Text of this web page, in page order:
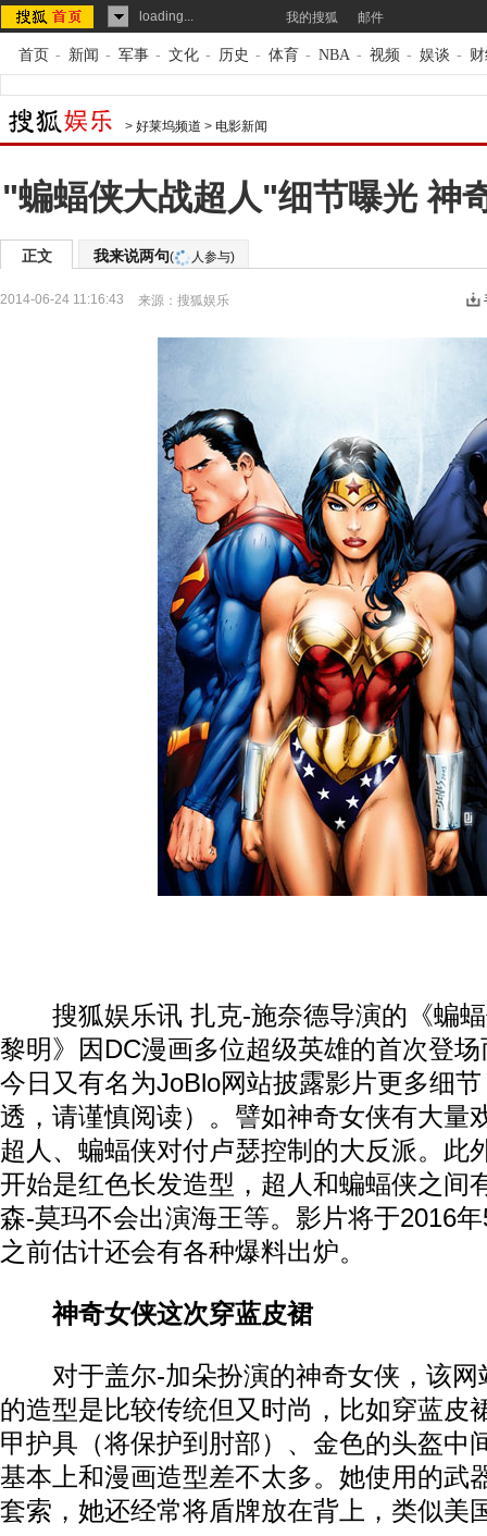
loading... 我的搜狐 邮件
首页 - 新闻 - 军事 - 文化 - 历史 - 体育 - NBA - 视频 - 娱谈 -
> 好莱坞频道 > 电影新闻
"蝙蝠侠大战超人"细节曝光 神
正文 我来说两句( 人参与)
2014-06-24 11:16:43 来源： 搜狐娱乐
搜狐娱乐讯 扎克-施奈德导演的《蝙蝠
黎明》因DC漫画多位超级英雄的首次登
今日又有名为JoBlo网站披露影片更多细
透，请谨慎阅读）。譬如神奇女侠有大量
超人、蝙蝠侠对付卢瑟控制的大反派。此
开始是红色长发造型，超人和蝙蝠侠之间
森-莫玛不会出演海王等。影片将于2016
之前估计还会有各种爆料出炉。
神奇女侠这次穿蓝皮裙
对于盖尔-加朵扮演的神奇女侠，该网
的造型是比较传统但又时尚，比如穿蓝皮
甲护具（将保护到肘部）、金色的头盔中
基本上和漫画造型差不太多。她使用的武
套索，她还经常将盾牌放在背上，类似美